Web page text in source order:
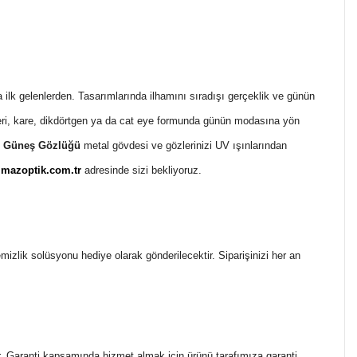
gelenlerden. Tasarımlarında ilhamını sıradışı gerçeklik ve günün
kare, dikdörtgen ya da cat eye formunda günün modasına yön
Güneş Gözlüğü metal gövdesi ve gözlerinizi UV ışınlarından
adresinde sizi bekliyoruz.
solüsyonu hediye olarak gönderilecektir. Siparişinizi her an